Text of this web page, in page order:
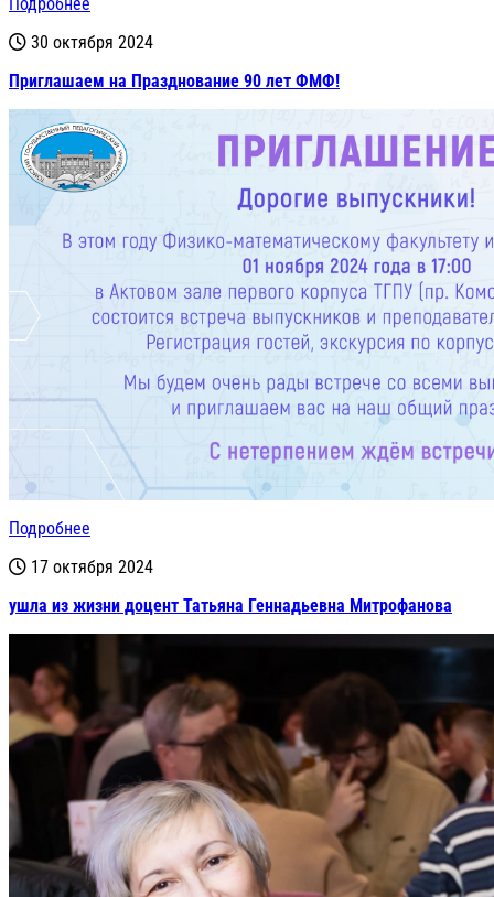
30 октября 2024
Приглашаем на Празднование 90 лет ФМФ!
Подробнее
17 октября 2024
ушла из жизни доцент Татьяна Геннадьевна Митрофанова